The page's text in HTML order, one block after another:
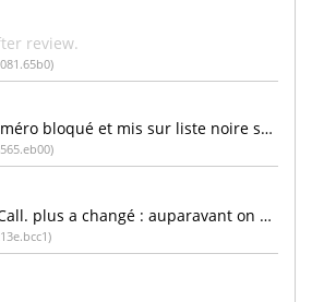
review.
message vocal = numéro bloqué et mis sur liste noire sous deux heures. Numéro non bloqué et la liste noire n'existe pas ! Numéro 88800 surtaxé ?
Malheureusement Call. plus a changé : auparavant on pouvait voir les autres commentaires...